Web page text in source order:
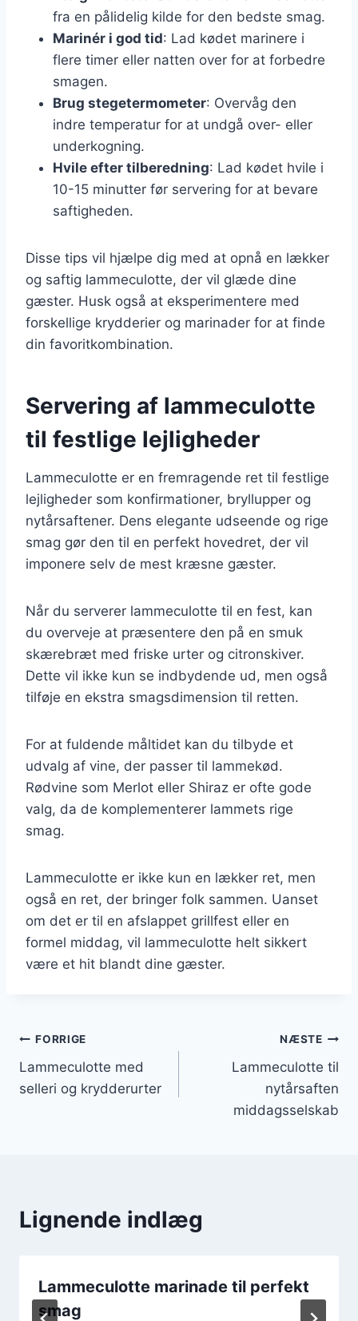
fra en pålidelig kilde for den bedste smag.
Marinér i god tid: Lad kødet marinere i
flere timer eller natten over for at forbedre
smagen.
Brug stegetermometer: Overvåg den
indre temperatur for at undgå over- eller
underkogning.
Hvile efter tilberedning: Lad kødet hvile i
10-15 minutter før servering for at bevare
saftigheden.
Disse tips vil hjælpe dig med at opnå en lækker
og saftig lammeculotte, der vil glæde dine
gæster. Husk også at eksperimentere med
forskellige krydderier og marinader for at finde
din favoritkombination.
Servering af lammeculotte
til festlige lejligheder
Lammeculotte er en fremragende ret til festlige
lejligheder som konfirmationer, bryllupper og
nytårsaftener. Dens elegante udseende og rige
smag gør den til en perfekt hovedret, der vil
imponere selv de mest kræsne gæster.
Når du serverer lammeculotte til en fest, kan
du overveje at præsentere den på en smuk
skærebræt med friske urter og citronskiver.
Dette vil ikke kun se indbydende ud, men også
tilføje en ekstra smagsdimension til retten.
For at fuldende måltidet kan du tilbyde et
udvalg af vine, der passer til lammekød.
Rødvine som Merlot eller Shiraz er ofte gode
valg, da de komplementerer lammets rige
smag.
Lammeculotte er ikke kun en lækker ret, men
også en ret, der bringer folk sammen. Uanset
om det er til en afslappet grillfest eller en
formel middag, vil lammeculotte helt sikkert
være et hit blandt dine gæster.
Indlægsnavigation
FORRIGE
Lammeculotte med
selleri og krydderurter
NÆSTE
Lammeculotte til
nytårsaften
middagsselskab
Lignende indlæg
Lammeculotte marinade til perfekt
smag